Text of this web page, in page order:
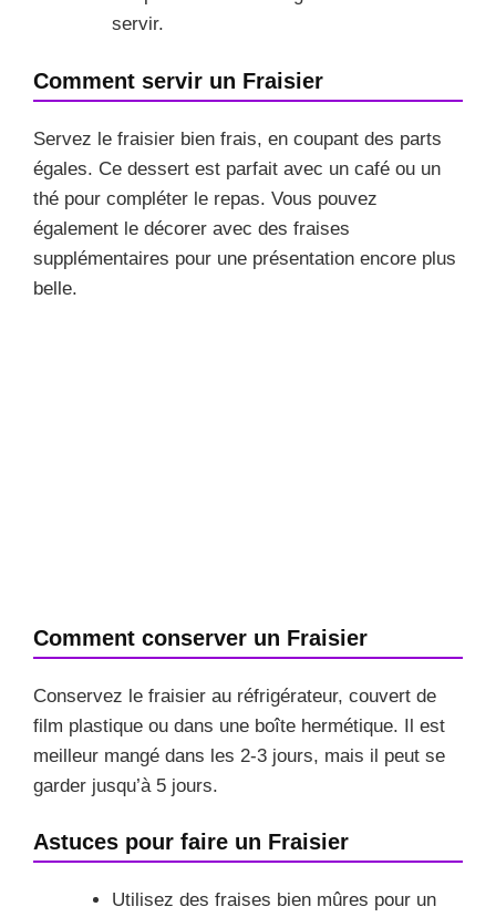
servir.
Comment servir un Fraisier
Servez le fraisier bien frais, en coupant des parts
égales. Ce dessert est parfait avec un café ou un
thé pour compléter le repas. Vous pouvez
également le décorer avec des fraises
supplémentaires pour une présentation encore plus
belle.
Comment conserver un Fraisier
Conservez le fraisier au réfrigérateur, couvert de
film plastique ou dans une boîte hermétique. Il est
meilleur mangé dans les 2-3 jours, mais il peut se
garder jusqu’à 5 jours.
Astuces pour faire un Fraisier
Utilisez des fraises bien mûres pour un